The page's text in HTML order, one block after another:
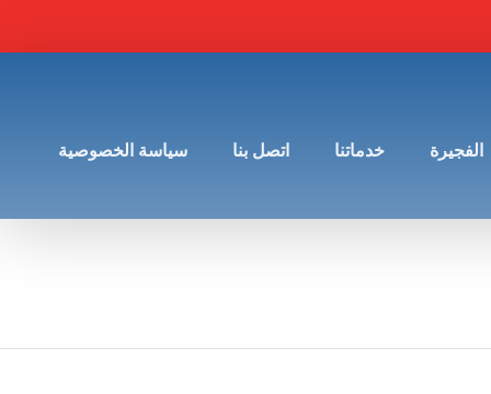
الفجيرة خدماتنا اتصل بنا سياسة الخصوصية